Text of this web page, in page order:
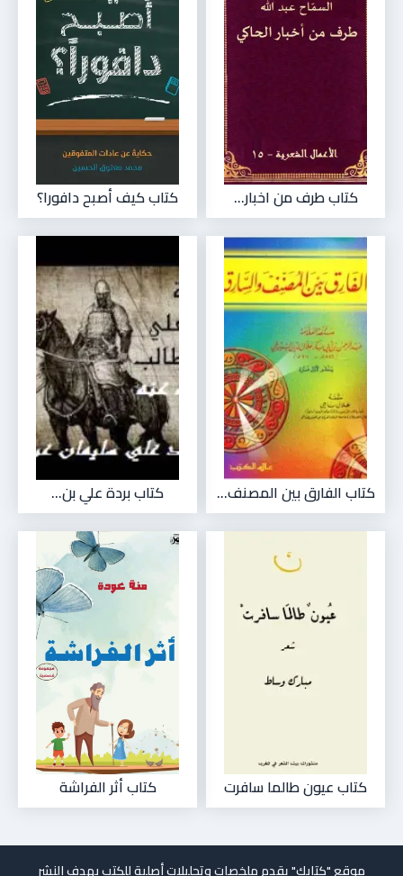
كتاب طرف من اخبار... كتاب كيف أصبح دافورا؟
كتاب الفارق بين المصنف... كتاب بردة علي بن...
كتاب عيون طالما سافرت كتاب أثر الفراشة
موقع "كتابك" يقدم ملخصات وتحليلات أصلية للكتب بهدف النشر